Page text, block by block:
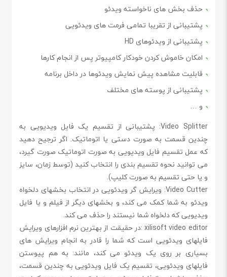
حذف بخش های ناخواسته ویدئو
پشتیبانی از تقریبا تمامی فرمت های ویدئویی
پشتیبانی از ویدئوهای HD
امکان خاموش کردن خودکار کامپیوتر پس از انجام کارها
قابلیت مشاهده پیش نمایش ویدئوها در داخل برنامه
پشتیبانی از پوسته های مختلف
و …
Video Splitter: پشتیبانی از تقسیم یک فایل ویدیویی به
چندین قسمت به صورت دستی یا اتوماتیک. اگر ترجیح دهید
که عمل تقسیم فایل ویدیویی به صورت اتوماتیک صورت گیرد،
می توانید نحوه تقسیم بندی را انتخاب کنید (توسط زمان، سایز
و یا حتی تقسیم به صورت کلیپ).
Video Cutter: ویرایش گر ویدئویی در انتخاب بخشهای دلخواه
ویدئو به شما کمک می کند، و بخشهای دیگر از فیلم و یا فایل
ویدیویی که دلخواه شما نیستند را حذف می کند.
xilisoft video editor : در حقیقت از بهترین نرم افزارهای ویرایش
فایلهای ویدئویی است که شما را قادر به انجام ویرایش های
بسیاری بر روی یک ویدئو می کند، مانند: به هم پیوستن
فایلهای ویدئویی، تقسیم یک فایل ویدئویی به چندین قسمت،